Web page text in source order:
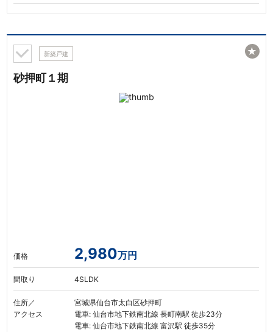
新築戸建
砂押町１期
価格 2,980万円
間取り 4SLDK
住所／
アクセス
宮城県仙台市太白区砂押町
電車: 仙台市地下鉄南北線 長町南駅 徒歩23分
電車: 仙台市地下鉄南北線 富沢駅 徒歩35分
★